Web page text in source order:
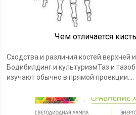
Чем отличается
Сходства и различия костей верхней
Бодибилдинг и культуризмТаз и
изучают обычно в прямой проекции....